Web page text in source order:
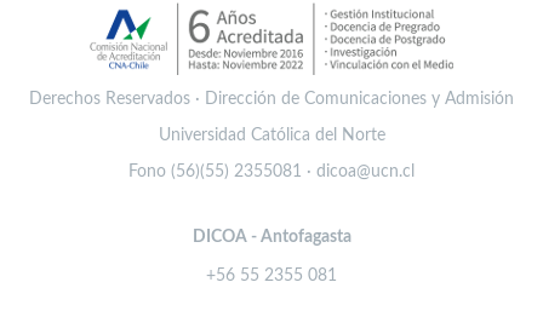
Derechos Reservados · Dirección de Comunicaciones y Admisión
Universidad Católica del Norte
Fono (56)(55) 2355081 · dicoa@ucn.cl
DICOA - Antofagasta
+56 55 2355 081